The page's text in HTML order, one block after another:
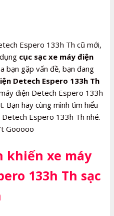
Espero 133h Th cũ mới,
cục sạc xe máy điện
bạn gặp vấn đề, bạn đang
Detech Espero 133h Th
điện Detech Espero 133h
Bạn hãy cùng mình tìm hiểu
Espero 133h Th nhé.
Gooooo
khiến xe máy
133h Th sạc